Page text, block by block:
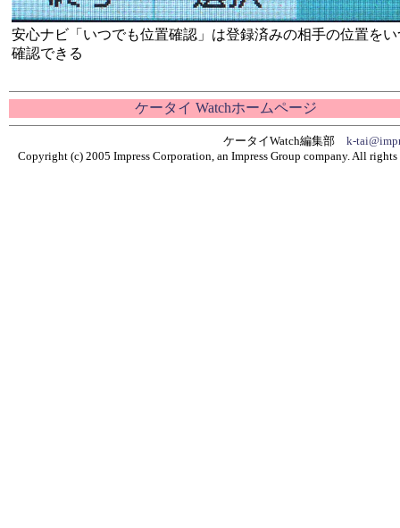
安心ナビ「いつでも位置確認」は登録済みの相手の位置を
確認できる
ケータイ Watchホームページ
ケータイWatch編集部 k-
Copyright (c) 2005 Impress Corporation, an Impress Group company. All rights